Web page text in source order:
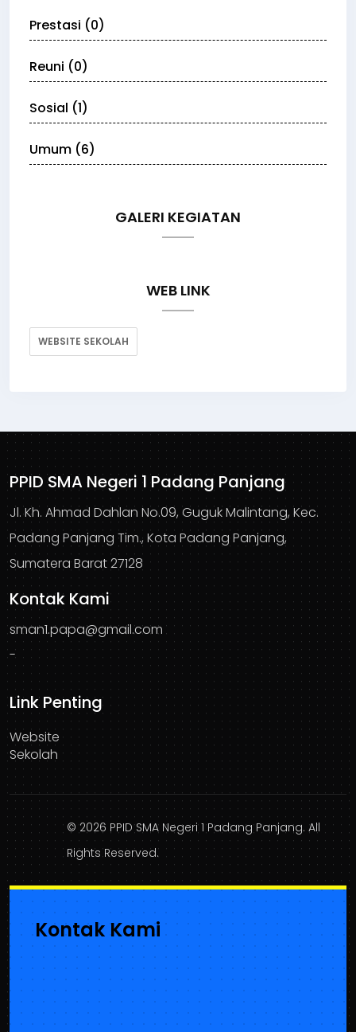
Prestasi (0)
Reuni (0)
Sosial (1)
Umum (6)
GALERI KEGIATAN
WEB LINK
WEBSITE SEKOLAH
PPID SMA Negeri 1 Padang Panjang
Jl. Kh. Ahmad Dahlan No.09, Guguk Malintang, Kec.
Padang Panjang Tim., Kota Padang Panjang,
Sumatera Barat 27128
Kontak Kami
sman1.papa@gmail.com
-
Link Penting
Website
Sekolah
© 2026 PPID SMA Negeri 1 Padang Panjang. All
Rights Reserved.
Kontak Kami